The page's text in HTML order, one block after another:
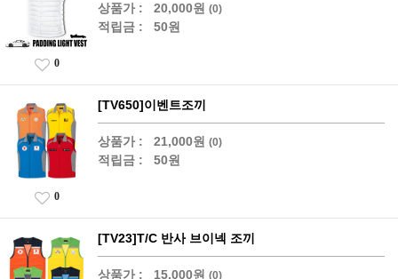
상품가 : 20,000원 (0)
적립금 : 50원
0
[TV650]이벤트조끼
상품가 : 21,000원 (0)
적립금 : 50원
0
[TV23]T/C 반사 브이넥 조끼
상품가 : 15,000원 (0)